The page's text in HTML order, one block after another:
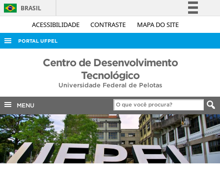
ACESSIBILIDADE CONTRASTE MAPA DO SITE
BRASIL
Simplifique!
Acesso à informação
Legislação
Canais
PORTAL UFPEL
CONCURSOS
EDITAIS
INTERNACIONAL
OUVIDORIA
Centro de Desenvolvimento
Tecnológico
Universidade Federal de Pelotas
MENU